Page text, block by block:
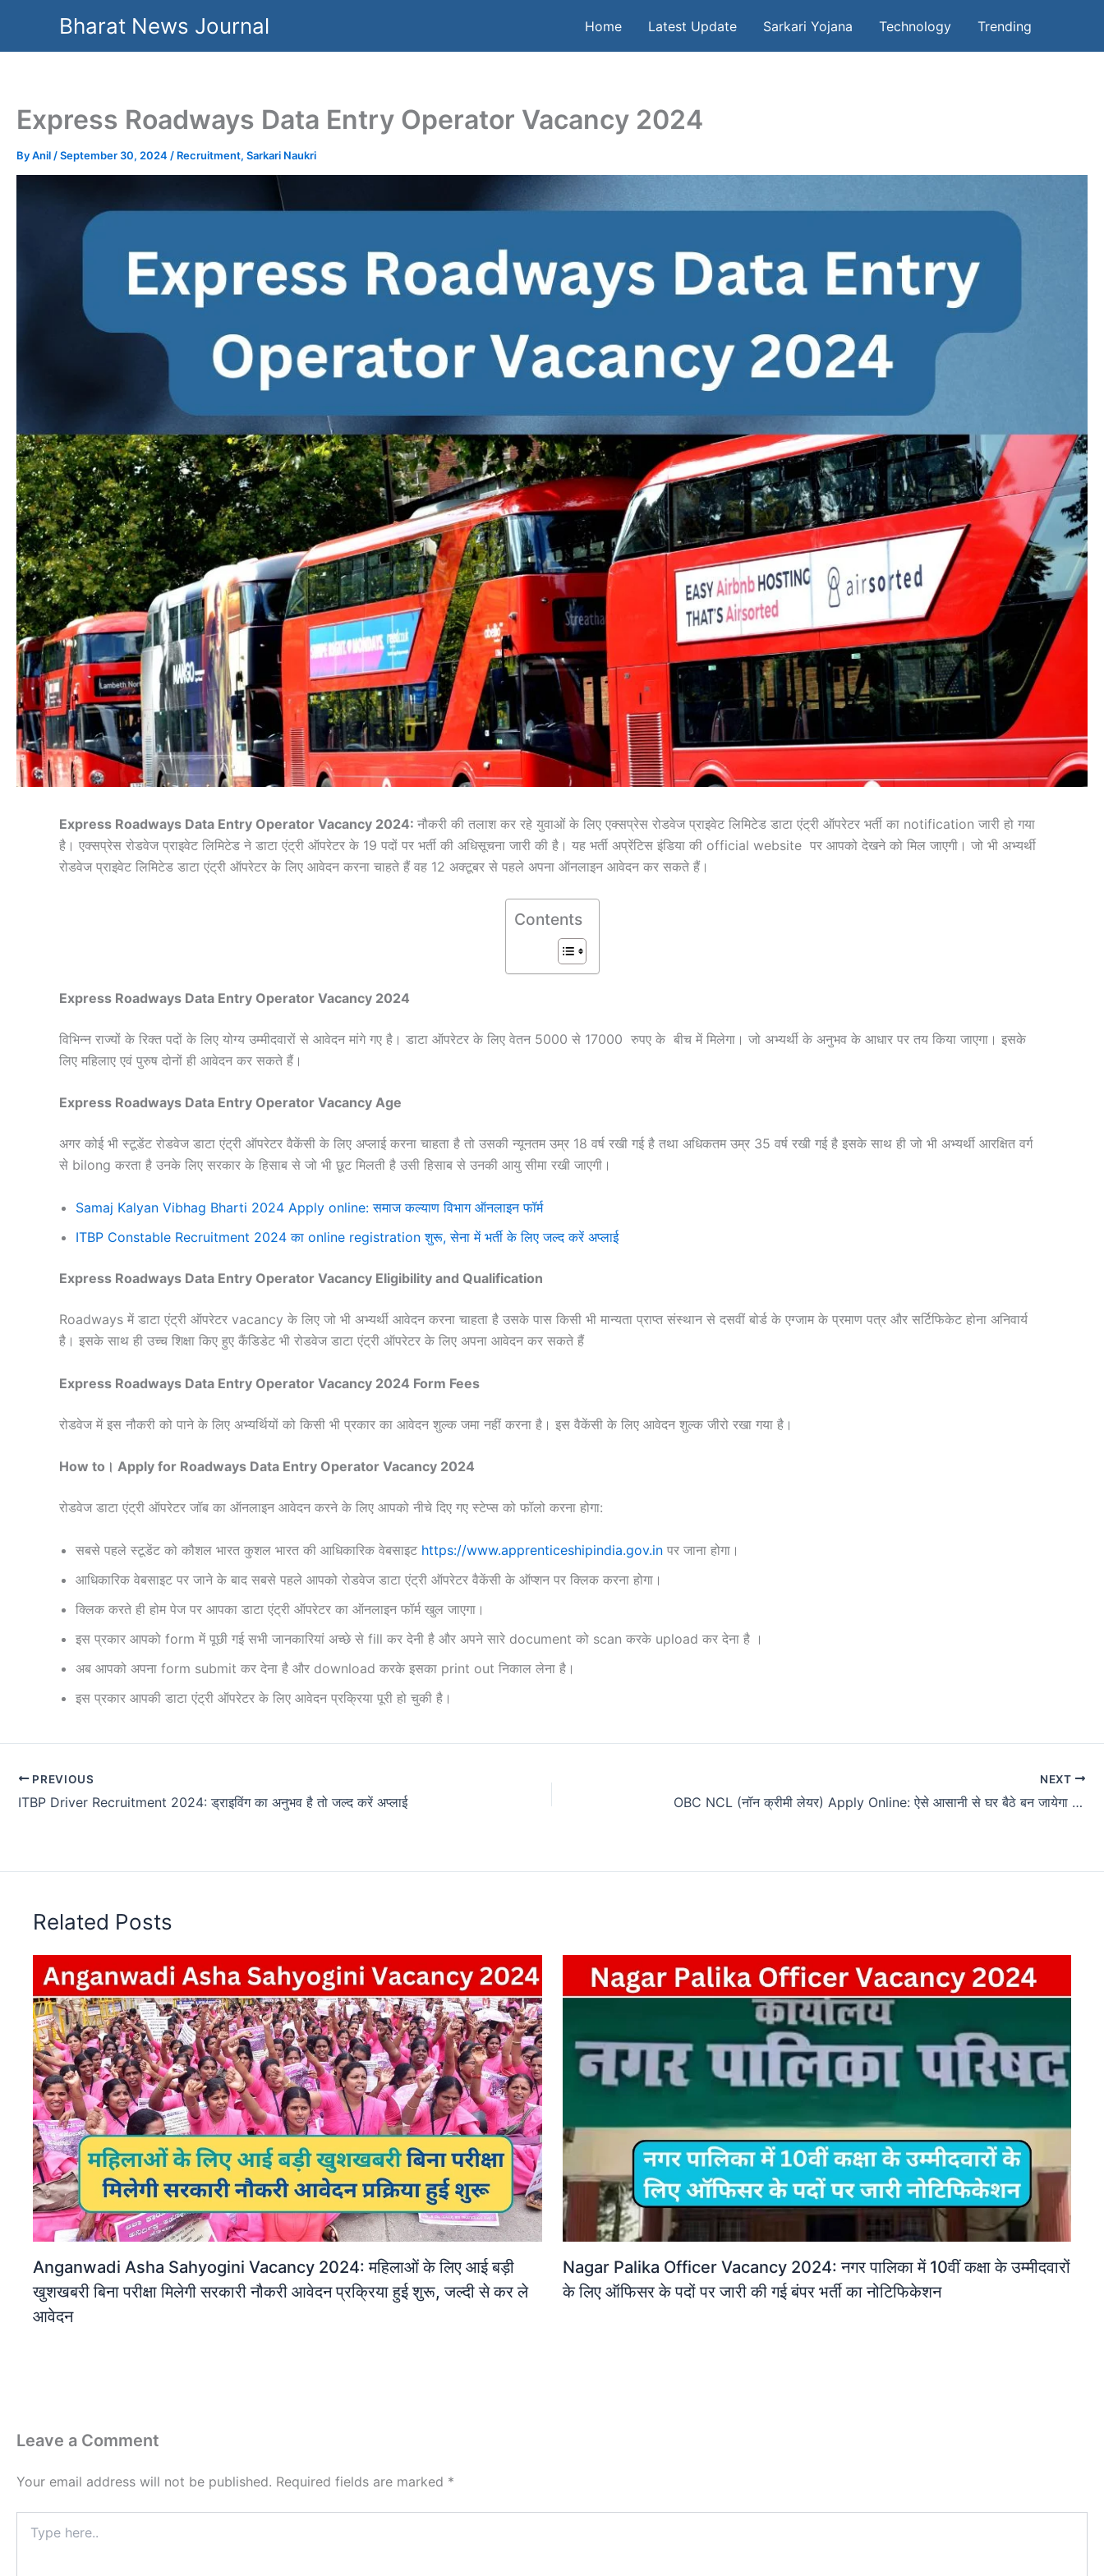
content
Bharat News Journal Home Latest Update Sarkari Yojana Technology Trending
Express Roadways Data Entry Operator Vacancy 2024
ByAnil /September 30, 2024 / Recruitment, Sarkari Naukri
Express Roadways Data Entry Operator Vacancy 2024: नौकरी की तलाश कर रहे युवाओं के लिए एक्सप्रेस रोडवेज प्राइवेट लिमिटेड डाटा एंट्री ऑपरेटर भर्ती का notification जारी हो गया
है। एक्सप्रेस रोडवेज प्राइवेट लिमिटेड ने डाटा एंट्री ऑपरेटर के 19 पदों पर भर्ती की अधिसूचना जारी की है। यह भर्ती अप्रेंटिस इंडिया की official website पर आपको देखने को मिल जाएगी। जो भी अभ्यर्थी
रोडवेज प्राइवेट लिमिटेड डाटा एंट्री ऑपरेटर के लिए आवेदन करना चाहते हैं वह 12 अक्टूबर से पहले अपना ऑनलाइन आवेदन कर सकते हैं।
Contents
Express Roadways Data Entry Operator Vacancy 2024
विभिन्न राज्यों के रिक्त पदों के लिए योग्य उम्मीदवारों से आवेदन मांगे गए है। डाटा ऑपरेटर के लिए वेतन 5000 से 17000 रुपए के बीच में मिलेगा। जो अभ्यर्थी के अनुभव के आधार पर तय किया जाएगा। इसके
लिए महिलाए एवं पुरुष दोनों ही आवेदन कर सकते हैं।
Express Roadways Data Entry Operator Vacancy Age
अगर कोई भी स्टूडेंट रोडवेज डाटा एंट्री ऑपरेटर वैकेंसी के लिए अप्लाई करना चाहता है तो उसकी न्यूनतम उम्र 18 वर्ष रखी गई है तथा अधिकतम उम्र 35 वर्ष रखी गई है इसके साथ ही जो भी अभ्यर्थी आरक्षित वर्ग
से bilong करता है उनके लिए सरकार के हिसाब से जो भी छूट मिलती है उसी हिसाब से उनकी आयु सीमा रखी जाएगी।
Samaj Kalyan Vibhag Bharti 2024 Apply online: समाज कल्याण विभाग ऑनलाइन फॉर्म
ITBP Constable Recruitment 2024 का online registration शुरू, सेना में भर्ती के लिए जल्द करें अप्लाई
Express Roadways Data Entry Operator Vacancy Eligibility and Qualification
Roadways में डाटा एंट्री ऑपरेटर vacancy के लिए जो भी अभ्यर्थी आवेदन करना चाहता है उसके पास किसी भी मान्यता प्राप्त संस्थान से दसवीं बोर्ड के एग्जाम के प्रमाण पत्र और सर्टिफिकेट होना अनिवार्य
है। इसके साथ ही उच्च शिक्षा किए हुए कैंडिडेट भी रोडवेज डाटा एंट्री ऑपरेटर के लिए अपना आवेदन कर सकते हैं
Express Roadways Data Entry Operator Vacancy 2024 Form Fees
रोडवेज में इस नौकरी को पाने के लिए अभ्यर्थियों को किसी भी प्रकार का आवेदन शुल्क जमा नहीं करना है। इस वैकेंसी के लिए आवेदन शुल्क जीरो रखा गया है।
How to। Apply for Roadways Data Entry Operator Vacancy 2024
रोडवेज डाटा एंट्री ऑपरेटर जॉब का ऑनलाइन आवेदन करने के लिए आपको नीचे दिए गए स्टेप्स को फॉलो करना होगा:
सबसे पहले स्टूडेंट को कौशल भारत कुशल भारत की आधिकारिक वेबसाइट https://www.apprenticeshipindia.gov.in पर जाना होगा।
आधिकारिक वेबसाइट पर जाने के बाद सबसे पहले आपको रोडवेज डाटा एंट्री ऑपरेटर वैकेंसी के ऑप्शन पर क्लिक करना होगा।
क्लिक करते ही होम पेज पर आपका डाटा एंट्री ऑपरेटर का ऑनलाइन फॉर्म खुल जाएगा।
इस प्रकार आपको form में पूछी गई सभी जानकारियां अच्छे से fill कर देनी है और अपने सारे document को scan करके upload कर देना है ।
अब आपको अपना form submit कर देना है और download करके इसका print out निकाल लेना है।
इस प्रकार आपकी डाटा एंट्री ऑपरेटर के लिए आवेदन प्रक्रिया पूरी हो चुकी है।
PREVIOUS
ITBP Driver Recruitment 2024: ड्राइविंग का अनुभव है तो जल्द करें अप्लाई
NEXT
OBC NCL (नॉन क्रीमी लेयर) Apply Online: ऐसे आसानी से घर बैठे बन जायेगा सर्टिफिकेट
Related Posts
Anganwadi Asha Sahyogini Vacancy 2024: महिलाओं के लिए आई बड़ी
खुशखबरी बिना परीक्षा मिलेगी सरकारी नौकरी आवेदन प्रक्रिया हुई शुरू, जल्दी से कर ले
आवेदन
Nagar Palika Officer Vacancy 2024: नगर पालिका में 10वीं कक्षा के उम्मीदवारों
के लिए ऑफिसर के पदों पर जारी की गई बंपर भर्ती का नोटिफिकेशन
Leave a Comment
Your email address will not be published. Required fields are marked *
here..